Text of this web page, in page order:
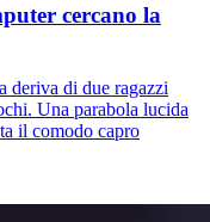
cercano la
deriva di due ragazzi
Una parabola lucida
il comodo capro